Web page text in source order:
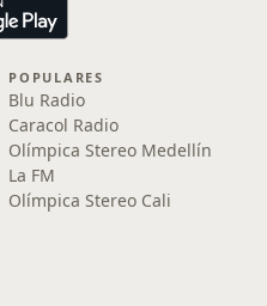
POPULARES
Blu Radio
Caracol Radio
Olímpica Stereo Medellín
La FM
Olímpica Stereo Cali